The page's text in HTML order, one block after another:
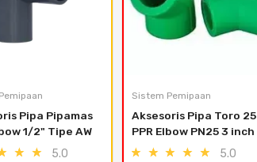
Pipa Pipamas
1/2" Tipe AW
5.0
Sistem Pemipaan
Aksesoris Pipa Toro 25
PPR Elbow PN25 3 inch
(45 derajat)
5.0